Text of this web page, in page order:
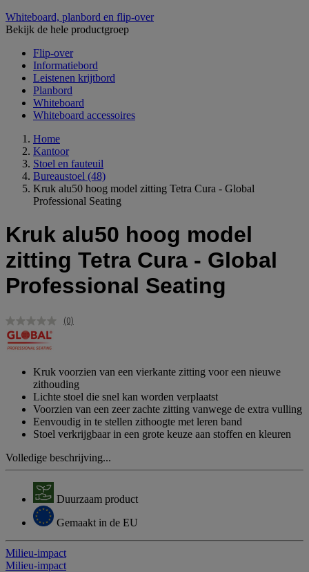
Whiteboard, planbord en flip-over
Bekijk de hele productgroep
Flip-over
Informatiebord
Leistenen krijtbord
Planbord
Whiteboard
Whiteboard accessoires
Home
Kantoor
Stoel en fauteuil
Bureaustoel (48)
Kruk alu50 hoog model zitting Tetra Cura - Global
Professional Seating
Kruk alu50 hoog model
zitting Tetra Cura - Global
Professional Seating
Geen
(0)
Kruk voorzien van een vierkante zitting voor een nieuwe
zithouding
Lichte stoel die snel kan worden verplaatst
Voorzien van een zeer zachte zitting vanwege de extra vulling
Eenvoudig in te stellen zithoogte met leren band
Stoel verkrijgbaar in een grote keuze aan stoffen en kleuren
Volledige beschrijving...
Duurzaam product
Gemaakt in de EU
Milieu-impact
Milieu-impact